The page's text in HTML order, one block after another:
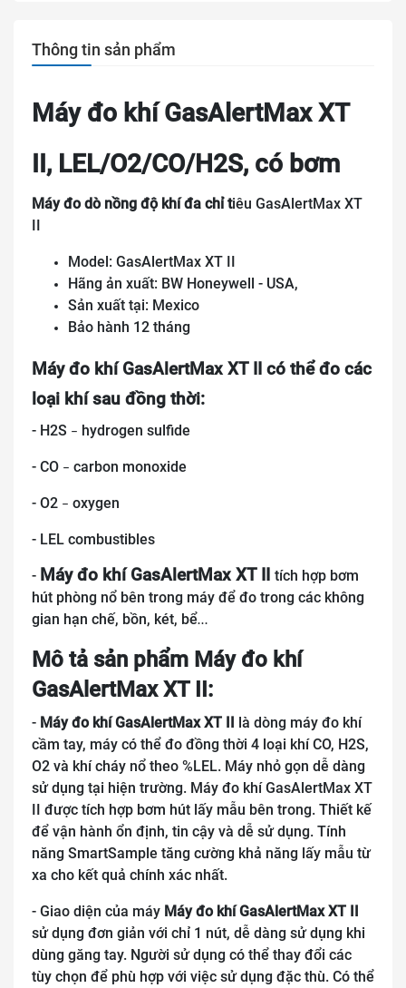
Thông tin sản phẩm
Máy đo khí GasAlertMax XT
II, LEL/O2/CO/H2S, có bơm
Máy đo dò nồng độ khí đa chỉ tiêu GasAlertMax XT
II
Model: GasAlertMax XT II
Hãng ản xuất: BW Honeywell - USA,
Sản xuất tại: Mexico
Bảo hành 12 tháng
Máy đo khí GasAlertMax XT II có thể đo các
loại khí sau đồng thời:
- H2S – hydrogen sulfide
- CO – carbon monoxide
- O2 – oxygen
- LEL combustibles
- Máy đo khí GasAlertMax XT II tích hợp bơm
hút phòng nổ bên trong máy để đo trong các không
gian hạn chế, bồn, két, bể…
Mô tả sản phẩm Máy đo khí
GasAlertMax XT II:
- Máy đo khí GasAlertMax XT II là dòng máy đo khí
cầm tay, máy có thể đo đồng thời 4 loại khí CO, H2S,
O2 và khí cháy nổ theo %LEL. Máy nhỏ gọn dễ dàng
sử dụng tại hiện trường. Máy đo khí GasAlertMax XT
II được tích hợp bơm hút lấy mẫu bên trong. Thiết kế
để vận hành ổn định, tin cậy và dễ sử dụng. Tính
năng SmartSample tăng cường khả năng lấy mẫu từ
xa cho kết quả chính xác nhất.
- Giao diện của máy Máy đo khí GasAlertMax XT II
sử dụng đơn giản với chỉ 1 nút, dễ dàng sử dụng khi
dùng găng tay. Người sử dụng có thể thay đổi các
tùy chọn để phù hợp với việc sử dụng đặc thù. Có thể